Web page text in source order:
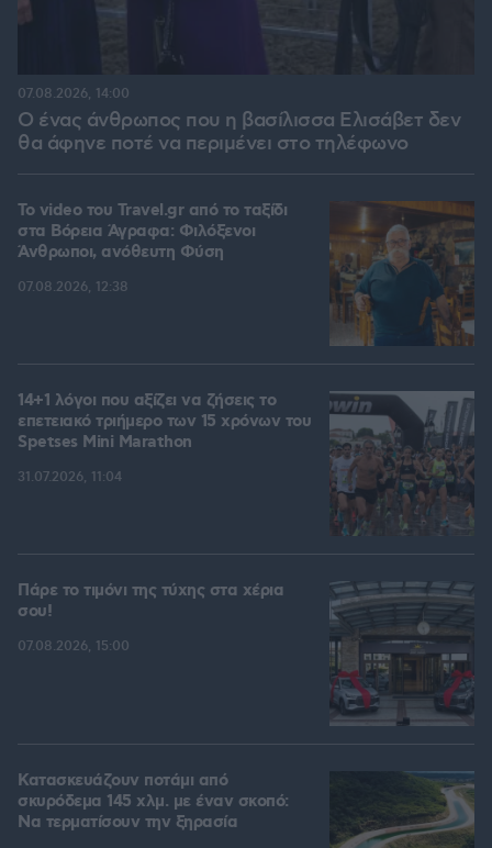
Ο ένας άνθρωπος που η βασίλισσα Ελισάβετ δεν
θα άφηνε ποτέ να περιμένει στο τηλέφωνο
07.08.2026, 14:00
To video του Travel.gr από το ταξίδι
στα Βόρεια Άγραφα: Φιλόξενοι
Άνθρωποι, ανόθευτη Φύση
07.08.2026, 12:38
14+1 λόγοι που αξίζει να ζήσεις το
επετειακό τριήμερο των 15 χρόνων του
Spetses Mini Marathon
31.07.2026, 11:04
Πάρε το τιμόνι της τύχης στα χέρια
σου!
07.08.2026, 15:00
Κατασκευάζουν ποτάμι από
σκυρόδεμα 145 χλμ. με έναν σκοπό:
Να τερματίσουν την ξηρασία